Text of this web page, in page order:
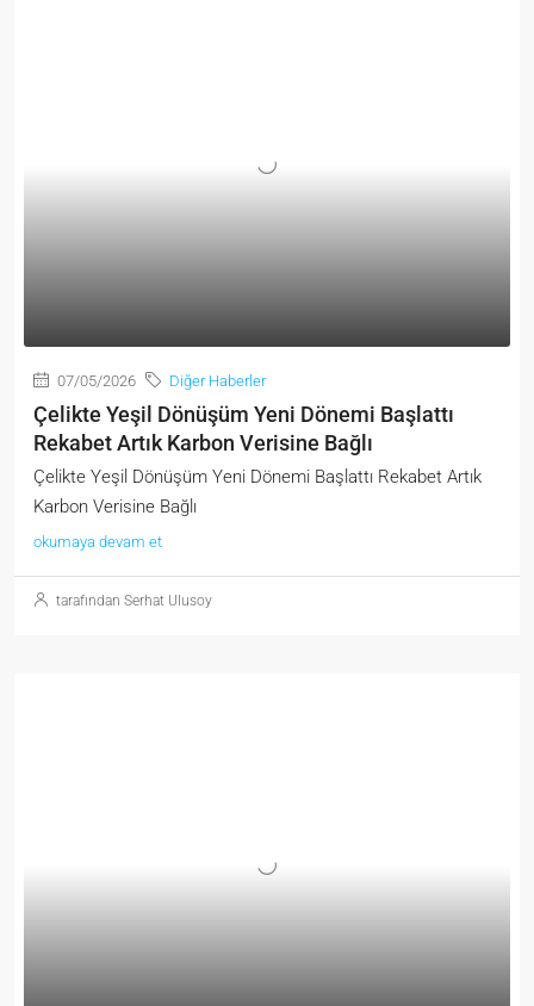
07/05/2026 Diğer Haberler
Çelikte Yeşil Dönüşüm Yeni Dönemi Başlattı
Rekabet Artık Karbon Verisine Bağlı
Çelikte Yeşil Dönüşüm Yeni Dönemi Başlattı Rekabet Artık
Karbon Verisine Bağlı
okumaya devam et
tarafından Serhat Ulusoy